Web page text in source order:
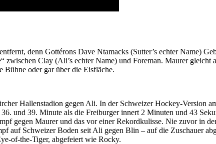
denn Gottérons Dave Ntamacks (Sutter’s echter Name)
zwischen Clay (Ali’s echter Name) und Foreman. Maurer
Bühne oder gar über die Eisfläche.
Hallenstadion gegen Ali. In der Schweizer Hockey-Version
und 39. Minute als die Freiburger innert 2 Minuten und 43
gegen Maurer und das vor einer Rekordkulisse. Nie zuvor in
auf Schweizer Boden seit Ali gegen Blin – auf die Zuschauer
of-the-Tiger, abgefeiert wie Rocky.